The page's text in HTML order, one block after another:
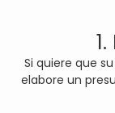
Si quiere que
elabore un